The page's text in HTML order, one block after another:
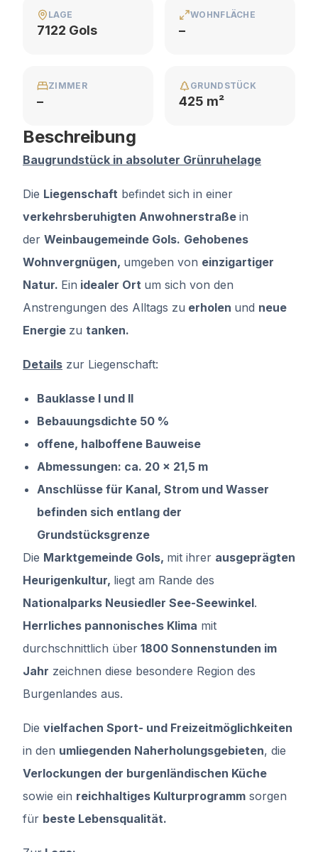
LAGE
7122 Gols
WOHNFLÄCHE
–
ZIMMER
–
GRUNDSTÜCK
425 m²
Beschreibung
Baugrundstück in absoluter Grünruhelage
Die Liegenschaft befindet sich in einer
verkehrsberuhigten Anwohnerstraße in
der Weinbaugemeinde Gols. Gehobenes
Wohnvergnügen, umgeben von einzigartiger
Natur. Ein idealer Ort um sich von den
Anstrengungen des Alltags zu erholen und neue
Energie zu tanken.
Details zur Liegenschaft:
Bauklasse I und II
Bebauungsdichte 50 %
offene, halboffene Bauweise
Abmessungen: ca. 20 x 21,5 m
Anschlüsse für Kanal, Strom und Wasser
befinden sich entlang der
Grundstücksgrenze
Die Marktgemeinde Gols, mit ihrer ausgeprägten
Heurigenkultur, liegt am Rande des
Nationalparks Neusiedler See-Seewinkel.
Herrliches pannonisches Klima mit
durchschnittlich über 1800 Sonnenstunden im
Jahr zeichnen diese besondere Region des
Burgenlandes aus.
Die vielfachen Sport- und Freizeitmöglichkeiten
in den umliegenden Naherholungsgebieten, die
Verlockungen der burgenländischen Küche
sowie ein reichhaltiges Kulturprogramm sorgen
für beste Lebensqualität.